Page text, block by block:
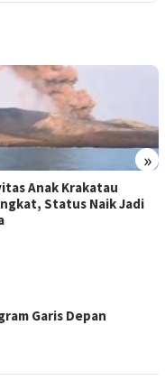
»
Anak Krakatau
Status Naik Jadi
Garis Depan